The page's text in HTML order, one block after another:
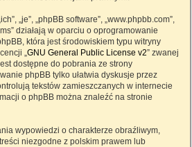
„je”, „phpBB software”, „www.phpbb.com”,
działają w oparciu o oprogramowanie
która jest środowiskiem typu witryny
„GNU General Public License v2” zwanej
dostępne do pobrania ze strony
phpBB tylko ułatwia dyskusje przez
tekstów zamieszczanych w internecie
o phpBB można znaleźć na stronie
wypowiedzi o charakterze obraźliwym,
niezgodne z polskim prawem lub